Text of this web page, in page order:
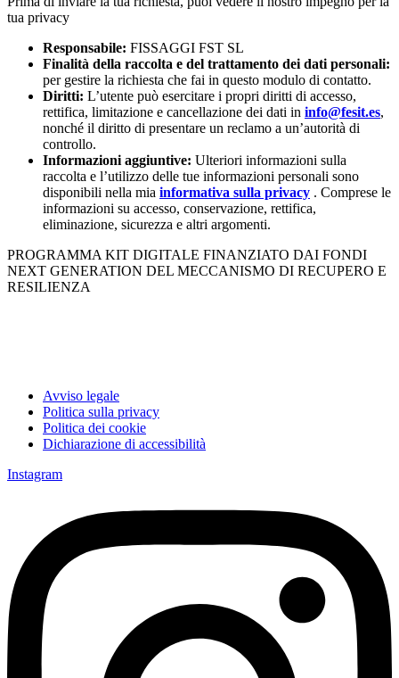
tua privacy
Responsabile: FISSAGGI FST SL
Finalità della raccolta e del trattamento dei dati personali:
per gestire la richiesta che fai in questo modulo di contatto.
Diritti: L’utente può esercitare i propri diritti di accesso,
rettifica, limitazione e cancellazione dei dati in info@fesit.es,
nonché il diritto di presentare un reclamo a un’autorità di
controllo.
Informazioni aggiuntive: Ulteriori informazioni sulla
raccolta e l’utilizzo delle tue informazioni personali sono
disponibili nella mia informativa sulla privacy . Comprese le
informazioni su accesso, conservazione, rettifica,
eliminazione, sicurezza e altri argomenti.
PROGRAMMA KIT DIGITALE FINANZIATO DAI FONDI
NEXT GENERATION DEL MECCANISMO DI RECUPERO E
RESILIENZA
Avviso legale
Politica sulla privacy
Politica dei cookie
Dichiarazione di accessibilità
Instagram